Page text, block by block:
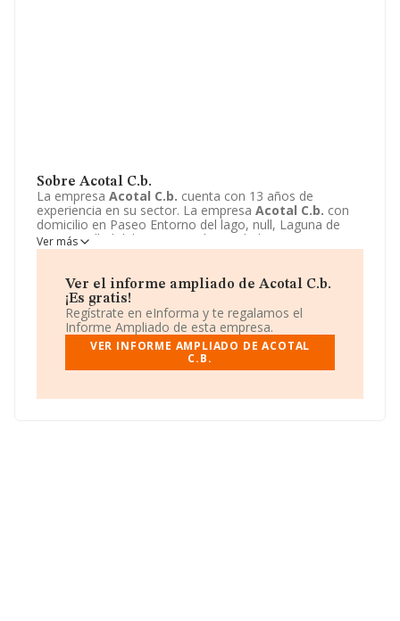
Sobre Acotal C.b.
La empresa Acotal C.b. cuenta con 13 años de
experiencia en su sector. La empresa Acotal C.b. con
domicilio en Paseo Entorno del lago, null, Laguna de
Duero, Valladolid. Su principal actividad CNAE es 5630 -
Servicios de bebidas. La empresaAcotal C.b.está
Ver más
Ver el informe ampliado de Acotal C.b.
¡Es gratis!
Regístrate en eInforma y te regalamos el
Informe Ampliado de esta empresa.
VER INFORME AMPLIADO DE ACOTAL
C.B.